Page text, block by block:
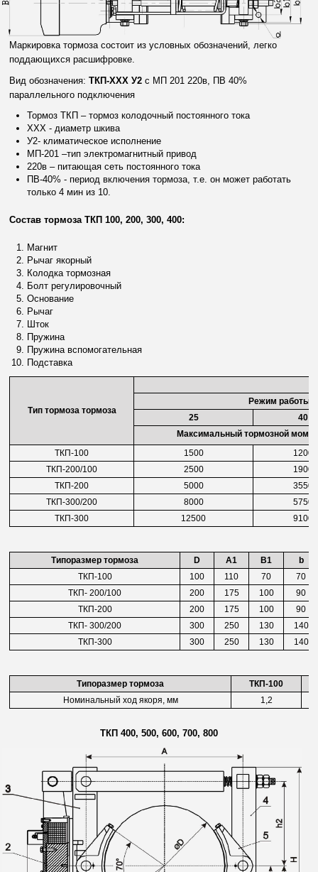
Маркировка тормоза состоит из условных обозначений, легко
поддающихся расшифровке.
Вид обозначения:ТКП-XXX У2 с МП 201 220в, ПВ 40%
параллельного подключения
Тормоз ТКП – тормоз колодочный постоянного тока
XXX - диаметр шкива
У2- климатическое исполнение
МП-201 –тип электромагнитный привод
220в – питающая сеть постоянного тока
ПВ-40% - период включения тормоза, т.е. он может работать
только 4 мин из 10.
Состав тормоза ТКП 100, 200, 300, 400:
Магнит
Рычаг якорный
Колодка тормозная
Болт регулировочный
Основание
Рычаг
Шток
Пружина
Пружина вспомогательная
Подставка
Тип тормоза тормоза
Режим работы
25
40
Максимальный тормозной
ТКП-100
1500
1200
ТКП-200/100
2500
1900
ТКП-200
5000
3550
ТКП-300/200
8000
5750
ТКП-300
12500 9100
Типоразмер тормоза D A1 B1
b
ТКП-100
100 110 70
70
ТКП- 200/100
200 175 100
90
ТКП-200
200 175 100
90
ТКП- 300/200
300 250 130
140
ТКП-300
300 250 130 140
Типоразмер тормоза
ТКП-100
Номинальный ход якоря, мм
1,2
ТКП 400, 500, 600, 700, 800